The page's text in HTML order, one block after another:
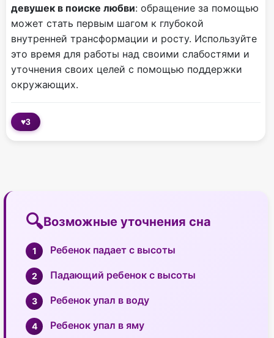
девушек в поиске любви: обращение за помощью
может стать первым шагом к глубокой
внутренней трансформации и росту. Используйте
это время для работы над своими слабостями и
уточнения своих целей с помощью поддержки
окружающих.
♥3
Возможные уточнения сна
Ребенок падает с высоты
Падающий ребенок с высоты
Ребенок упал в воду
Ребенок упал в яму